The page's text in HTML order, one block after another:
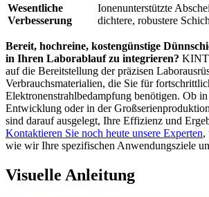
Wesentliche
Verbesserung
Ionenunterstützte
dichtere, robustere
Bereit, hochreine, kostengünstige
in Ihren Laborablauf zu integrieren?
auf die Bereitstellung der präzisen
Verbrauchsmaterialien, die Sie für
Elektronenstrahlbedampfung benötigen. Ob
Entwicklung oder in der
sind darauf ausgelegt, Ihre Effizienz und
Kontaktieren Sie noch heute unsere Experten,
wie wir Ihre spezifischen Anwendungsziele
Visuelle Anleitung